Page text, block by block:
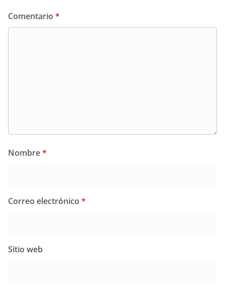
Comentario *
Nombre*
Correo electrónico *
Sitio web